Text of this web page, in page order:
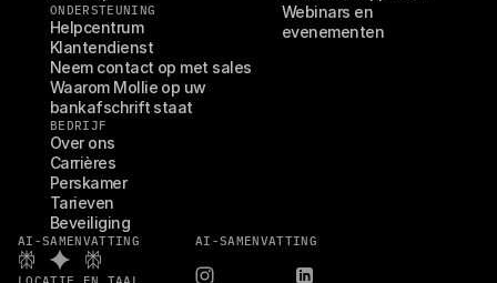
ONDERSTEUNING
Helpcentrum
Klantendienst
Neem contact op met sales
Waarom Mollie op uw
bankafschrift staat
BEDRIJF
Over ons
Carrières
Perskamer
Tarieven
Beveiliging
Webinars en
evenementen
AI-SAMENVATTING AI-SAMENVATTING